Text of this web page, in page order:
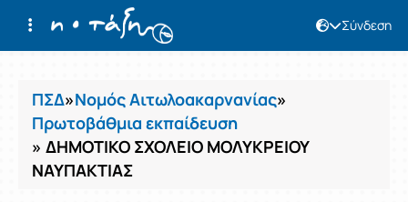
Σύνδεση
Μαθήματα
ΠΣΔ»Νομός Αιτωλοακαρνανίας»
Πρωτοβάθμια εκπαίδευση
» ΔΗΜΟΤΙΚΟ ΣΧΟΛΕΙΟ ΜΟΛΥΚΡΕΙΟΥ
ΝΑΥΠΑΚΤΙΑΣ